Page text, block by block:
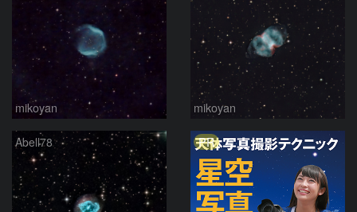
mikoyan mikoyan
Abell78 PR